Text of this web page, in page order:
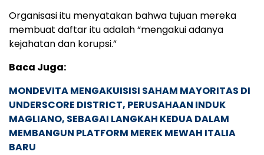
Organisasi itu menyatakan bahwa tujuan mereka
membuat daftar itu adalah “mengakui adanya
kejahatan dan korupsi.”
Baca Juga:
MONDEVITA MENGAKUISISI SAHAM MAYORITAS DI
UNDERSCORE DISTRICT, PERUSAHAAN INDUK
MAGLIANO, SEBAGAI LANGKAH KEDUA DALAM
MEMBANGUN PLATFORM MEREK MEWAH ITALIA
BARU